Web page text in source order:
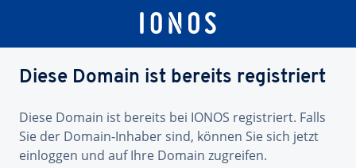
Diese Domain ist bereits registriert
Diese Domain ist bereits bei IONOS registriert. Falls
Sie der Domain-Inhaber sind, können Sie sich jetzt
einloggen und auf Ihre Domain zugreifen.